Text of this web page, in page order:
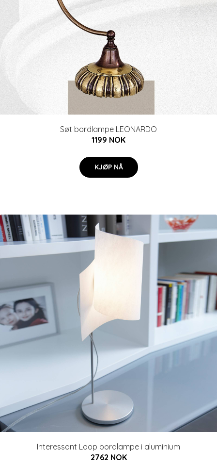
Søt bordlampe LEONARDO
1199 NOK
KJØP NÅ
Interessant Loop bordlampe i aluminium
2762 NOK